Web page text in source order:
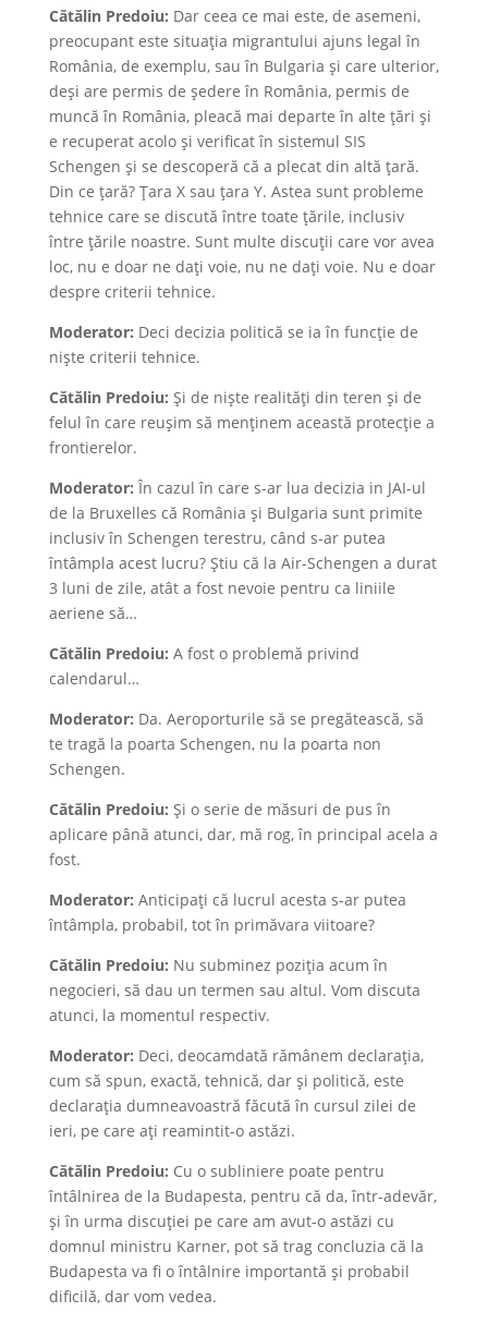
Cătălin Predoiu: Dar ceea ce mai este, de asemeni,
preocupant este situația migrantului ajuns legal în
România, de exemplu, sau în Bulgaria și care ulterior,
deși are permis de ședere în România, permis de
muncă în România, pleacă mai departe în alte țări și
e recuperat acolo și verificat în sistemul SIS
Schengen și se descoperă că a plecat din altă țară.
Din ce țară? Țara X sau țara Y. Astea sunt probleme
tehnice care se discută între toate țările, inclusiv
între țările noastre. Sunt multe discuții care vor avea
loc, nu e doar ne dați voie, nu ne dați voie. Nu e doar
despre criterii tehnice.
Moderator: Deci decizia politică se ia în funcție de
niște criterii tehnice.
Cătălin Predoiu: Și de niște realități din teren și de
felul în care reușim să menținem această protecție a
frontierelor.
Moderator: În cazul în care s-ar lua decizia in JAI-ul
de la Bruxelles că România și Bulgaria sunt primite
inclusiv în Schengen terestru, când s-ar putea
întâmpla acest lucru? Știu că la Air-Schengen a durat
3 luni de zile, atât a fost nevoie pentru ca liniile
aeriene să…
Cătălin Predoiu: A fost o problemă privind
calendarul…
Moderator: Da. Aeroporturile să se pregătească, să
te tragă la poarta Schengen, nu la poarta non
Schengen.
Cătălin Predoiu: Și o serie de măsuri de pus în
aplicare până atunci, dar, mă rog, în principal acela a
fost.
Moderator: Anticipați că lucrul acesta s-ar putea
întâmpla, probabil, tot în primăvara viitoare?
Cătălin Predoiu: Nu subminez poziția acum în
negocieri, să dau un termen sau altul. Vom discuta
atunci, la momentul respectiv.
Moderator: Deci, deocamdată rămânem declarația,
cum să spun, exactă, tehnică, dar și politică, este
declarația dumneavoastră făcută în cursul zilei de
ieri, pe care ați reamintit-o astăzi.
Cătălin Predoiu: Cu o subliniere poate pentru
întâlnirea de la Budapesta, pentru că da, într-adevăr,
și în urma discuției pe care am avut-o astăzi cu
domnul ministru Karner, pot să trag concluzia că la
Budapesta va fi o întâlnire importantă și probabil
dificilă, dar vom vedea.